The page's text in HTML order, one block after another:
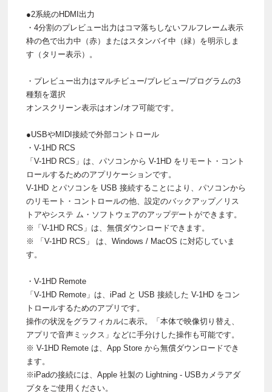
●2系統のHDMI出力
・4分割のプレビュー出力はコマ落ちしないフルフレーム表示
枠の色で出力中（赤）またはスタンバイ中（緑）を明示しま
す（タリー表示）。
・プレビュー出力はマルチビュー/プレビュー/プログラムの3
種類を選択
オンスクリーン表示はオン/オフ可能です。
●USBやMIDI接続で外部コントロール
・V-1HD RCS
「V-1HD RCS」は、パソコンから V-1HD をリモート・コント
ロールするためのアプリケーションです。
V-1HD とパソコンを USB 接続することにより、パソコンから
のリモート・コントロールの他、設定のバックアップ／リス
トアやシステ ム・ソフトウェアのアップデートができます。
※「V-1HD RCS」は、無償ダウンロードできます。
※ 「V-1HD RCS」 は、Windows / MacOS に対応していま
す。
・V-1HD Remote
「V-1HD Remote」は、iPad と USB 接続した V-1HD をコン
トロールするためのアプリです。
操作の状況をグラフィカルに表示。「本体で映像切り替え、
アプリで音声ミックス」などに手分けした操作も可能です。
※ V-1HD Remote は、App Store から無償ダウンロードでき
ます。
※iPadの接続には、Apple 社製の Lightning - USBカメラアダ
プタをご使用ください。